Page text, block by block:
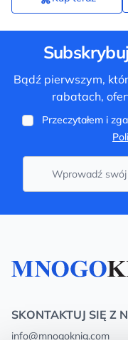
Bądź pierwszym,
rabatach,
Przeczytałem i
SKONTAKTUJ SIĘ Z
info@mnogoknig.com